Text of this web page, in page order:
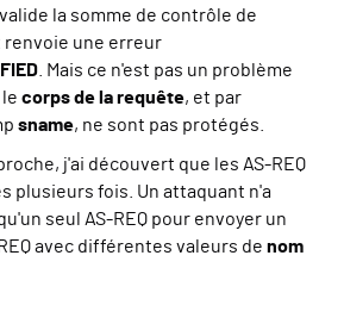
la somme de contrôle de
une erreur
. Mais ce n'est pas un problème
le corps de la requête, et par
sname, ne sont pas protégés.
j'ai découvert que les AS-REQ
plusieurs fois. Un attaquant n'a
seul AS-REQ pour envoyer un
avec différentes valeurs de nom